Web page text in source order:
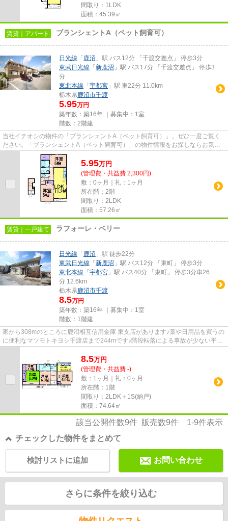
間取り：1LDK
面積：45.39㎡
賃貸｜アパート ブランシェントA（ペット飼育可）
日光線 「 鹿沼 」駅 バス12分 「千渡交差点」 停歩3分
東武日光線 「 新鹿沼 」駅 バス17分 「千渡交差点」 停歩3
分
東北本線 「 宇都宮 」駅 車22分 11.0km
栃木県鹿沼市千渡
5.95万円
築年数：築16年 ｜募集中： 1室
階数：2階建
当社イチオシの物件の「ブランシェントA（ペット飼育可）」。ぜひ一度ご覧く
ださい。「ブランシェントA（ペット飼育可）」の物件情報をお探しならお気軽
にお問い合わせ下さい。こちら...
5.95万円
(管理費・共益費 2,300円)
敷：0ヶ月｜礼：1ヶ月
所在階：2階
間取り：2LDK
面積：57.26㎡
賃貸｜一戸建て ラフォーレ・ベリー
日光線 「 鹿沼 」駅 徒歩22分
東武日光線 「 新鹿沼 」駅 バス12分 「東町」 停歩3分
東北本線 「 宇都宮 」駅 バス40分 「東町」 停歩3分車26
分 12.6km
栃木県鹿沼市千渡
8.5万円
築年数：築16年 ｜募集中： 1室
階数：1階建
家から308mのところに鹿沼相互信用金庫 東支店があります♪薬や日用品を買うの
に便利なマツモトキヨシ千渡店まで244mです♪階段転落による事故が少ない平屋
8.5万円
(管理費・共益費 -)
敷：1ヶ月｜礼：0ヶ月
所在階：1階
間取り：2LDK＋1S(納戸)
面積：74.64㎡
該当公開件数9件 販売数9件 1-9件表示
チェックした物件をまとめて
お問い合わせ
検討リストに追加
さらに条件を絞り込む